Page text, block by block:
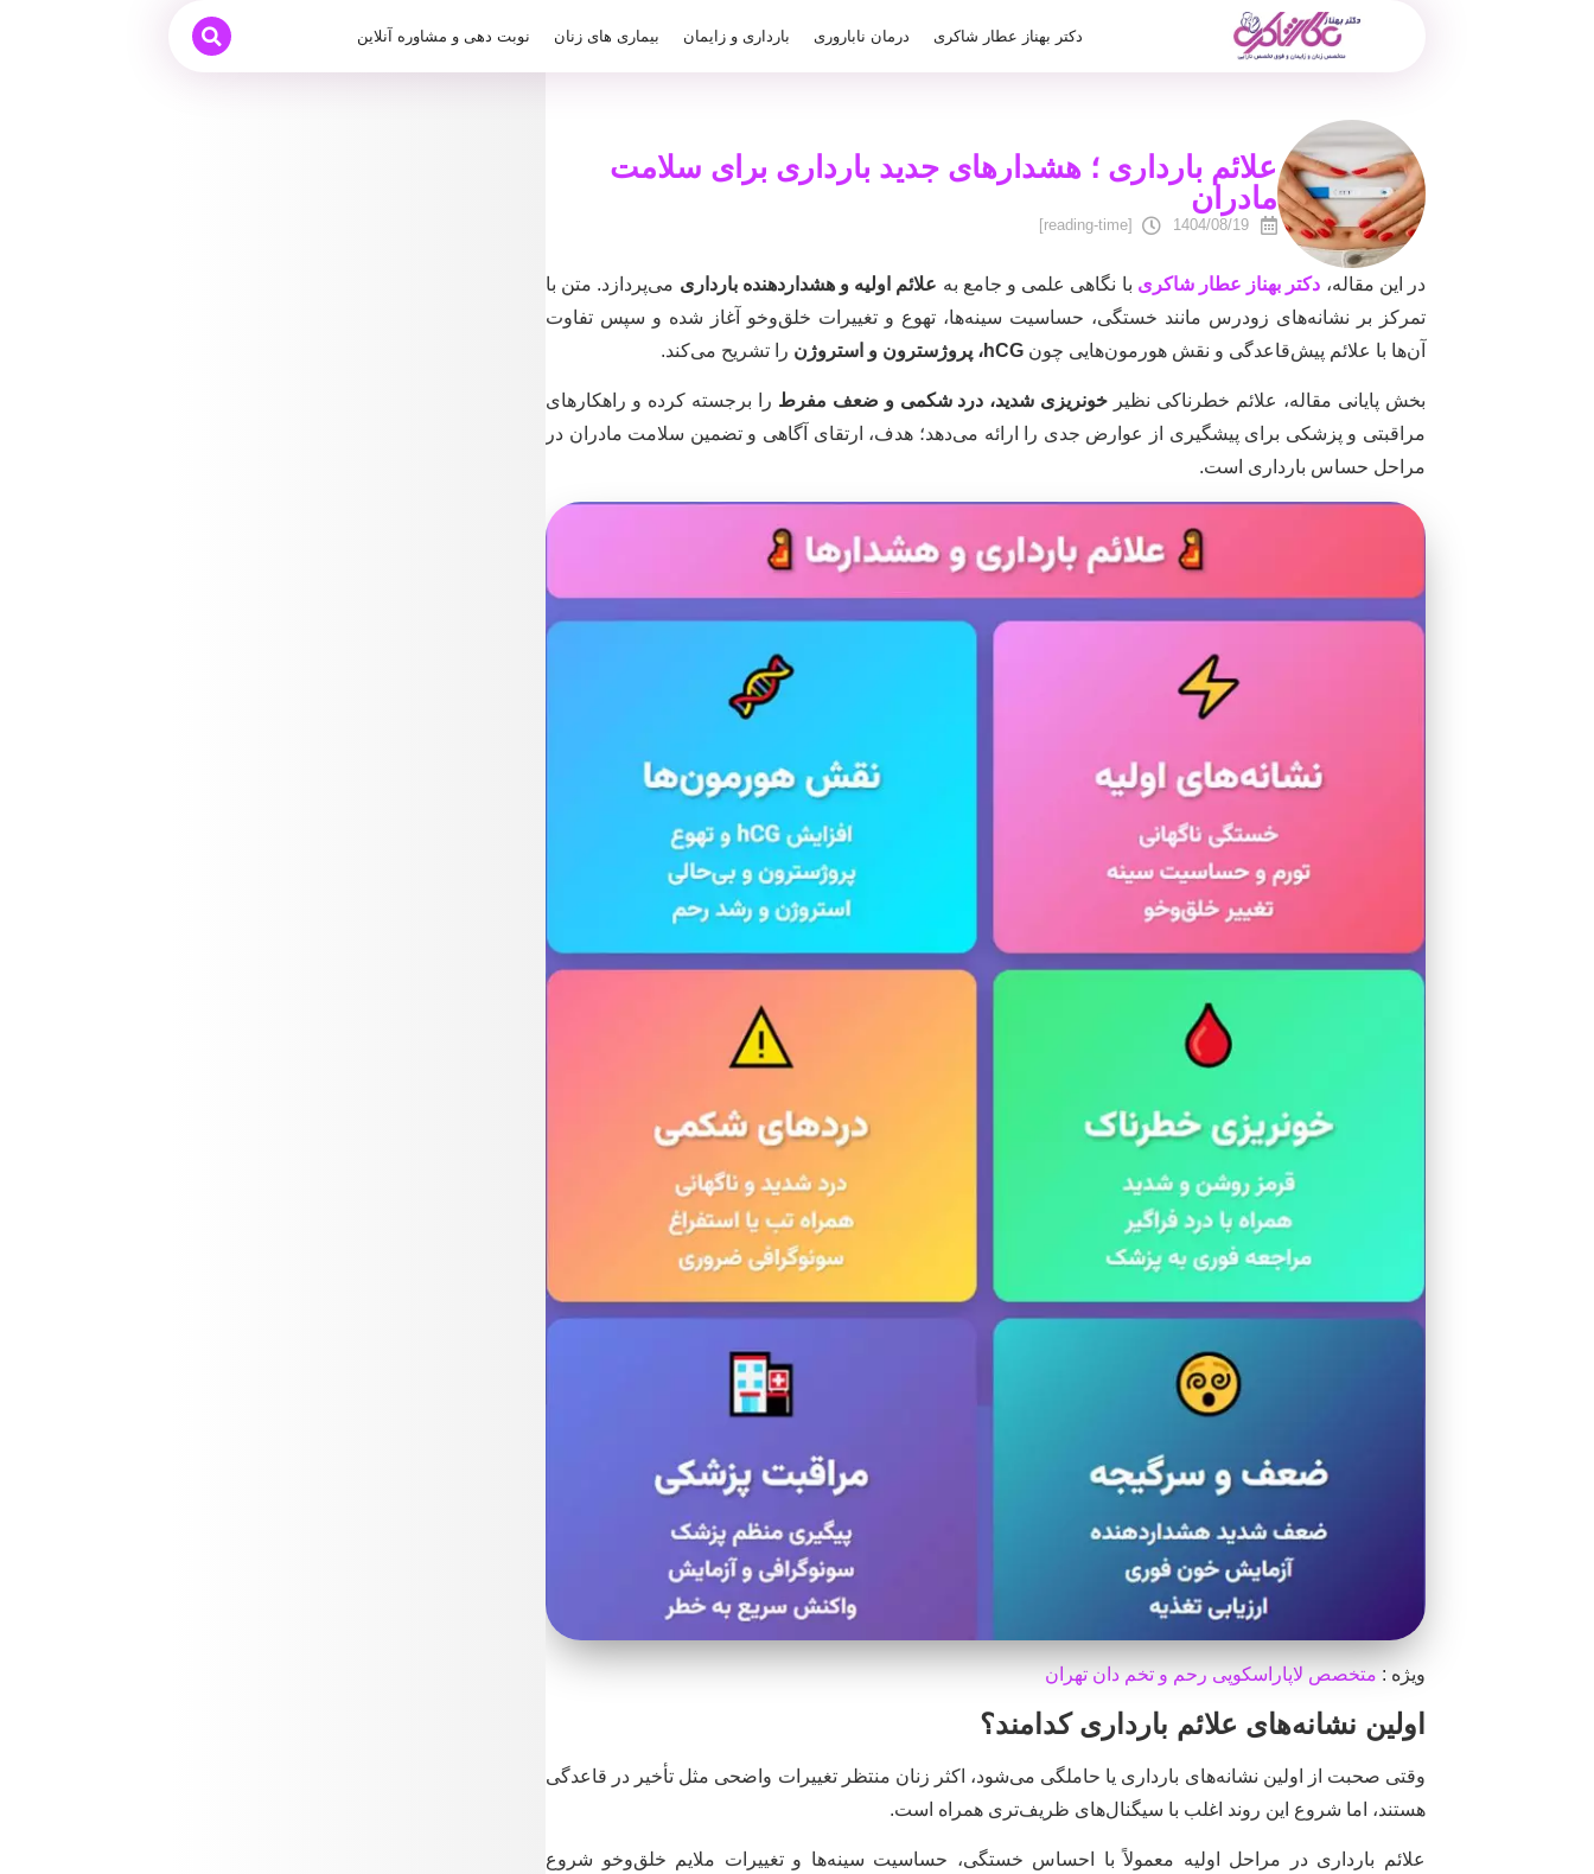
دکتر بهناز عطار شاکری درمان ناباروری بارداری و زایمان بیماری های زنان نوبت دهی و مشاوره آنلاین
علائم بارداری ؛ هشدارهای جدید بارداری برای سلامت
مادران
1404/08/19
[reading-time]
در این مقاله، دکتر بهناز عطار شاکری با نگاهی علمی و جامع به علائم اولیه و هشداردهنده بارداری می‌پردازد. متن با
تمرکز بر نشانه‌های زودرس مانند خستگی، حساسیت سینه‌ها، تهوع و تغییرات خلق‌وخو آغاز شده و سپس تفاوت
آن‌ها با علائم پیش‌قاعدگی و نقش هورمون‌هایی چون hCG، پروژسترون و استروژن را تشریح می‌کند.
بخش پایانی مقاله، علائم خطرناکی نظیر خونریزی شدید، درد شکمی و ضعف مفرط را برجسته کرده و راهکارهای
مراقبتی و پزشکی برای پیشگیری از عوارض جدی را ارائه می‌دهد؛ هدف، ارتقای آگاهی و تضمین سلامت مادران در
مراحل حساس بارداری است.
ویژه : متخصص لاپاراسکوپی رحم و تخم دان تهران
اولین نشانه‌های علائم بارداری کدامند؟
وقتی صحبت از اولین نشانه‌های بارداری یا حاملگی می‌شود، اکثر زنان منتظر تغییرات واضحی مثل تأخیر در قاعدگی
هستند، اما شروع این روند اغلب با سیگنال‌های ظریف‌تری همراه است.
علائم بارداری در مراحل اولیه معمولاً با احساس خستگی، حساسیت سینه‌ها و تغییرات ملایم خلق‌وخو شروع